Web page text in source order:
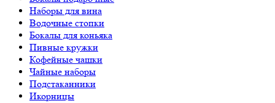
Наборы для вина
Водочные стопки
Бокалы для коньяка
Пивные кружки
Кофейные чашки
Чайные наборы
Подстаканники
Икорницы